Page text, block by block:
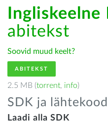
Ingliskeelne
abitekst
Soovid muud keelt?
ABITEKST
2.5 MB (torrent, info)
SDK ja lähtekood
Laadi alla SDK